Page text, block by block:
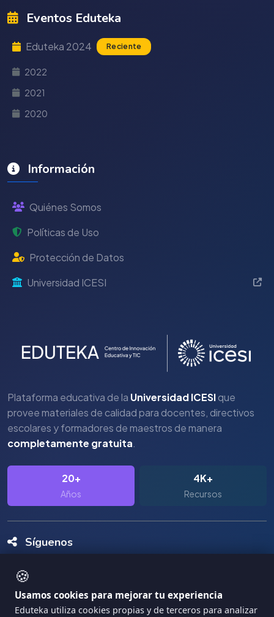
🍪
Usamos cookies para mejorar tu experiencia
Eduteka utiliza cookies propias y de terceros para analizar
Eventos Eduteka
Eduteka 2024 Reciente
2022
2021
2020
Información
Quiénes Somos
Políticas de Uso
Protección de Datos
Universidad ICESI
Plataforma educativa de la Universidad ICESIque
provee materiales de calidad para docentes, directivos
escolares y formadores de maestros de manera
completamente gratuita.
20+
Años
4K+
Recursos
Síguenos